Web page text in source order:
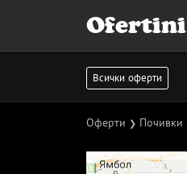
Ofertini
Всички оферти
Оферти ❯ Почивки